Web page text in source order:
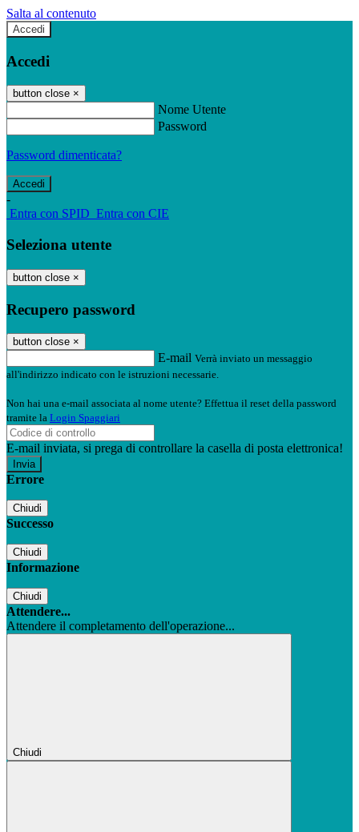
Salta al contenuto
Accedi
Accedi
button close ×
Nome Utente
Password
Password dimenticata?
-
Entra con SPID Entra con CIE
Seleziona utente
button close ×
Recupero password
button close ×
E-mail Verrà inviato un messaggio
all'indirizzo indicato con le istruzioni necessarie.
Non hai una e-mail associata al nome utente? Effettua il reset della password
tramite la Login Spaggiari
E-mail inviata, si prega di controllare la casella di posta elettronica!
Errore
Chiudi
Successo
Chiudi
Informazione
Chiudi
Attendere...
Attendere il completamento dell'operazione...
Chiudi